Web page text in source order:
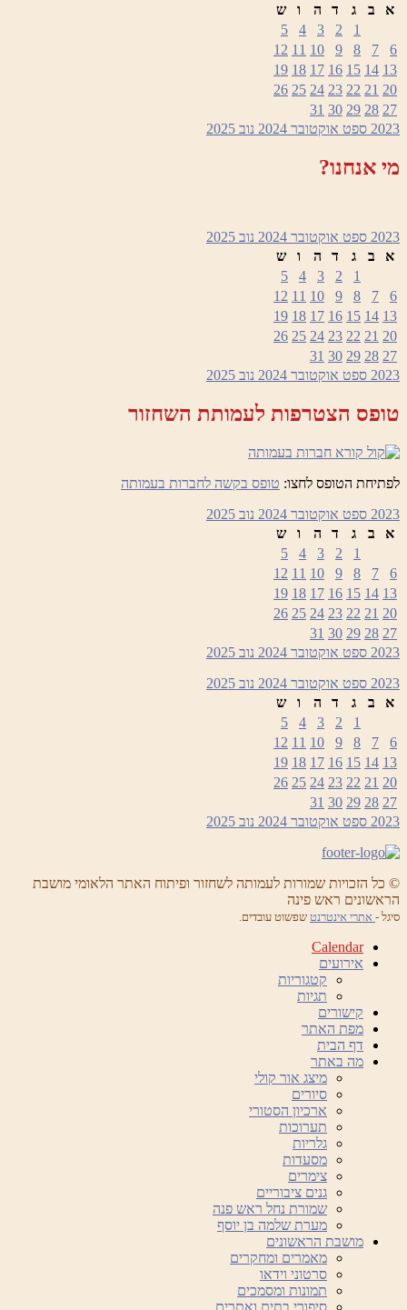
א
ב ג ד ה ו
ש
1
2
3
4
5
6
7
8
9
10
11
12
13
14
15
16
17
18
19
20
21
22
23
24
25
26
27
28
29
30
31
2023 ספט אוקטובר 2024 נוב 2025
מי אנחנו?
2023 ספט אוקטובר 2024 נוב 2025
א
ב ג ד ה ו
ש
1
2
3
4
5
6
7
8
9
10
11
12
13
14
15
16
17
18
19
20
21
22
23
24
25
26
27
28
29
30
31
2023 ספט אוקטובר 2024 נוב 2025
טופס הצטרפות לעמותת השחזור
לפתיחת הטופס לחצו: טופס בקשה לחברות בעמותה
2023 ספט אוקטובר 2024 נוב 2025
א
ב ג ד ה ו
ש
1
2
3
4
5
6
7
8
9
10
11
12
13
14
15
16
17
18
19
20
21
22
23
24
25
26
27
28
29
30
31
2023 ספט אוקטובר 2024 נוב 2025
2023 ספט אוקטובר 2024 נוב 2025
א
ב ג ד ה ו
ש
1
2
3
4
5
6
7
8
9
10
11
12
13
14
15
16
17
18
19
20
21
22
23
24
25
26
27
28
29
30
31
2023 ספט אוקטובר 2024 נוב 2025
© כל הזכויות שמורות לעמותה לשחזור ופיתוח האתר הלאומי מושבת
הראשונים ראש פינה
סיגל - אתרי אינטרנט שפשוט עובדים.
Calendar
אירועים
קטגוריות
תגיות
קישורים
מפת האתר
דף הבית
מה באתר
מיצג אור קולי
סיורים
ארכיון הסטורי
תערוכות
גלריות
מסעדות
צימרים
גנים ציבוריים
שמורת נחל ראש פנה
מערת שלמה בן יוסף
מושבת הראשונים
מאמרים ומחקרים
סרטוני וידאו
תמונות ומסמכים
סיפורי בתים ואתרים